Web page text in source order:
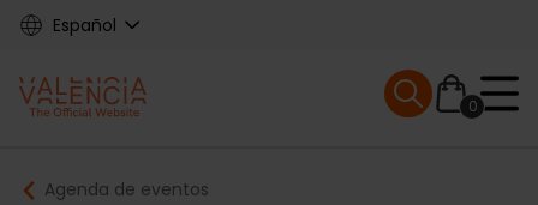
Skip
content
Español
Main
0
Mobile menu
Agenda de eventos